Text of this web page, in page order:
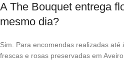
A The Bouquet entrega
mesmo dia?
Sim. Para encomendas realizadas
frescas e rosas preservadas em